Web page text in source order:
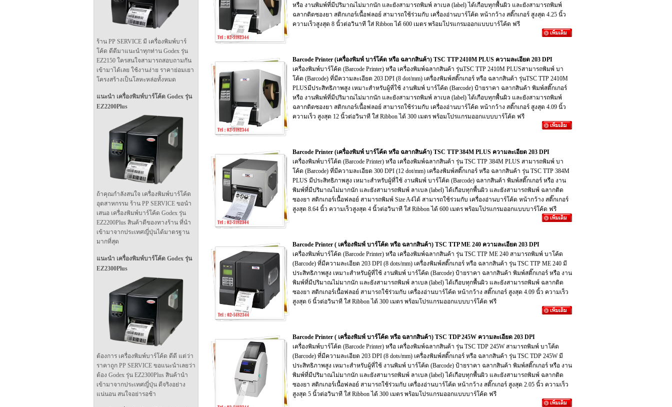
ร้าน PP SERVICE มี เครื่องพิมพ์บาร์
โค้ด ดีดีมาแนะนำทุกท่าน Godex รุ่น
EZ2150 ใครสนใจสามารถสอบถามกัน
เข้ามาได้เลย ใช้งานง่าย ราคาย่อมเยา
โครงสร้างเป็นโลหะหล่อทั้งหมด
แนะนำ เครื่องพิมพ์บาร์โค้ด Godex รุ่น
EZ2200Plus
ถ้าคุณกำลังสนใจ เครื่องพิมพ์บาร์โค้ด
อุตสาหกรรม ร้าน PP SERVICE ขอนำ
เสนอ เครื่องพิมพ์บาร์โค้ด Godex รุ่น
EZ2200Plus สินค้าดีของทางร้าน ที่นำ
เข้ามาจากประเทศญี่ปุ่นได้มาตรฐาน
มากที่สุด
แนะนำ เครื่องพิมพ์บาร์โค้ด Godex รุ่น
EZ2300Plus
ต้องการ เครื่องพิมพ์บาร์โค้ด ดีดี แต่ว่า
ราคาถูก PP SERVICE ขอแนะนำเลยว่า
ต้อง Godex รุ่น EZ2300Plus สินค้านำ
เข้ามาจากประเทศญี่ปุ่น ดีจริงอย่าง
แน่นอน สนใจอย่ารอช้า
หรือ งานพิมพ์ที่มีปริมาณไม่มากนัก และยังสามารถพิมพ์ ลาเบล (label) ได้เกือบทุกพื้นผิว และยังสามารถพิมพ์
ฉลากติดซองยา สติกเกอร์เนื้อฟลอย์ สามารถใช้ร่วมกับ เครื่องอ่านบาร์โค้ด หน้ากว้าง สติ๊กเกอร์ สูงสุด 4.25 นิ้ว
ความเร็วสูงสุด 8 นิ้วต่อวินาที ใส่ Ribbon ได้ 600 เมตร พร้อมโปรแกรมออกแบบบาร์โค้ด ฟรี
Barcode Printer (เครื่องพิมพ์ บาร์โค้ด หรือ ฉลากสินค้า) TSC TTP 2410M PLUS ความละเอียด 203 DPI
เครื่องพิมพ์บาร์โค้ด (Barcode Printer) หรือ เครื่องพิมพ์ฉลากสินค้า รุ่นTSC TTP 2410M PLUSสามารถพิมพ์ บา
โค้ด (Barcode) ที่มีความละเอียด 203 DPI (8 dot/mm) เครื่องพิมพ์สติ๊กเกอร์ หรือ ฉลากสินค้า รุ่นTSC TTP 2410M
PLUSมีประสิทธิภาพสูง เหมาะสำหรับผู้ที่ใช้ งานพิมพ์ บาร์โค้ด (Barcode) ป้ายราคา ฉลากสินค้า พิมพ์สติ๊กเกอร์
หรือ งานพิมพ์ที่มีปริมาณไม่มากนัก และยังสามารถพิมพ์ ลาเบล (label) ได้เกือบทุกพื้นผิว และยังสามารถพิมพ์
ฉลากติดซองยา สติกเกอร์เนื้อฟลอย์ สามารถใช้ร่วมกับ เครื่องอ่านบาร์โค้ด หน้ากว้าง สติ๊กเกอร์ สูงสุด 4.09 นิ้ว
ความเร็ว สูงสุด 12 นิ้วต่อวินาที ใส่ Ribbon ได้ 300 เมตร พร้อมโปรแกรมออกแบบบาร์โค้ด ฟรี
Barcode Printer (เครื่องพิมพ์ บาร์โค้ด หรือ ฉลากสินค้า) TSC TTP 384M PLUS ความละเอียด 203 DPI
เครื่องพิมพ์บาร์โค้ด (Barcode Printer) หรือ เครื่องพิมพ์ฉลากสินค้า รุ่น TSC TTP 384M PLUS สามารถพิมพ์ บา
โค้ด (Barcode) ที่มีความละเอียด 300 DPI (12 dot/mm) เครื่องพิมพ์สติ๊กเกอร์ หรือ ฉลากสินค้า รุ่น TSC TTP 384M
PLUS มีประสิทธิภาพสูง เหมาะสำหรับผู้ที่ใช้ งานพิมพ์ บาร์โค้ด (Barcode) ฉลากสินค้า พิมพ์สติ๊กเกอร์ หรือ งาน
พิมพ์ที่มีปริมาณไม่มากนัก และยังสามารถพิมพ์ ลาเบล (label) ได้เกือบทุกพื้นผิว และยังสามารถพิมพ์ ฉลากติด
ซองยา สติกเกอร์เนื้อฟลอย์ สามารถพิมพ์ Size A4ได้ สามารถใช้ร่วมกับ เครื่องอ่านบาร์โค้ด หน้ากว้าง สติ๊กเกอร์
สูงสุด 8.64 นิ้ว ความเร็วสูงสุด 4 นิ้วต่อวินาที ใส่ Ribbon ได้ 600 เมตร พร้อมโปรแกรมออกแบบบาร์โค้ด ฟรี
Barcode Printer ( เครื่องพิมพ์ บาร์โค้ด หรือ ฉลากสินค้า) TSC TTP ME 240 ความละเอียด 203 DPI
เครื่องพิมพ์บาร์โค้ด (Barcode Printer) หรือ เครื่องพิมพ์ฉลากสินค้า รุ่น TSC TTP ME 240 สามารถพิมพ์ บาโค้ด
(Barcode) ที่มีความละเอียด 203 DPI (8 dots/mm) เครื่องพิมพ์สติ๊กเกอร์ หรือ ฉลากสินค้า รุ่น TSC TTP ME 240 มี
ประสิทธิภาพสูง เหมาะสำหรับผู้ที่ใช้ งานพิมพ์ บาร์โค้ด (Barcode) ป้ายราคา ฉลากสินค้า พิมพ์สติ๊กเกอร์ หรือ งาน
พิมพ์ที่มีปริมาณไม่มากนัก และยังสามารถพิมพ์ ลาเบล (label) ได้เกือบทุกพื้นผิว และยังสามารถพิมพ์ ฉลากติด
ซองยา สติกเกอร์เนื้อฟลอย์ สามารถใช้ร่วมกับ เครื่องอ่านบาร์โค้ด หน้ากว้าง สติ๊กเกอร์ สูงสุด 4.09 นิ้ว ความเร็ว
สูงสุด 6 นิ้วต่อวินาที ใส่ Ribbon ได้ 300 เมตร พร้อมโปรแกรมออกแบบบาร์โค้ด ฟรี
Barcode Printer ( เครื่องพิมพ์ บาร์โค้ด หรือ ฉลากสินค้า) TSC TDP 245W ความละเอียด 203 DPI
เครื่องพิมพ์บาร์โค้ด (Barcode Printer) หรือ เครื่องพิมพ์ฉลากสินค้า รุ่น TSC TDP 245W สามารถพิมพ์ บาโค้ด
(Barcode) ที่มีความละเอียด 203 DPI (8 dots/mm) เครื่องพิมพ์สติ๊กเกอร์ หรือ ฉลากสินค้า รุ่น TSC TDP 245W มี
ประสิทธิภาพสูง เหมาะสำหรับผู้ที่ใช้ งานพิมพ์ บาร์โค้ด (Barcode) ป้ายราคา ฉลากสินค้า พิมพ์สติ๊กเกอร์ หรือ งาน
พิมพ์ที่มีปริมาณไม่มากนัก และยังสามารถพิมพ์ ลาเบล (label) ได้เกือบทุกพื้นผิว และยังสามารถพิมพ์ ฉลากติด
ซองยา สติกเกอร์เนื้อฟลอย์ สามารถใช้ร่วมกับ เครื่องอ่านบาร์โค้ด หน้ากว้าง สติ๊กเกอร์ สูงสุด 2.05 นิ้ว ความเร็ว
สูงสุด 5 นิ้วต่อวินาที ใส่ Ribbon ได้ 300 เมตร พร้อมโปรแกรมออกแบบบาร์โค้ด ฟรี